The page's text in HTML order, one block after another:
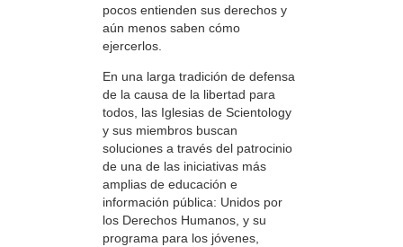
pocos entienden sus derechos y
aún menos saben cómo
ejercerlos.
En una larga tradición de defensa
de la causa de la libertad para
todos, las Iglesias de Scientology
y sus miembros buscan
soluciones a través del patrocinio
de una de las iniciativas más
amplias de educación e
información pública: Unidos por
los Derechos Humanos, y su
programa para los jóvenes,